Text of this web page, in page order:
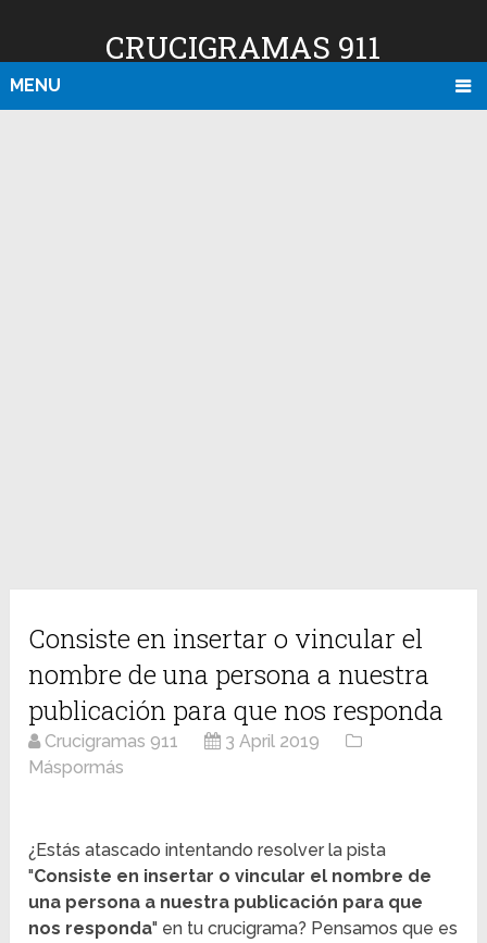
CRUCIGRAMAS 911
MENU
Consiste en insertar o vincular el
nombre de una persona a nuestra
publicación para que nos responda
Crucigramas 911
3 April 2019
Máspormás
¿Estás atascado intentando resolver la pista
"Consiste en insertar o vincular el nombre de
una persona a nuestra publicación para que
nos responda" en tu crucigrama? Pensamos que es